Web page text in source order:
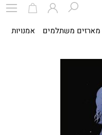
מארזים משתלמים אמנויות